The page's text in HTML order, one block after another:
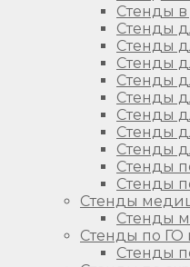
Стенды в
Стенды
Стенды
Стенды
Стенды
Стенды
Стенды
Стенды
Стенды
Стенды
Стенды
Стенды
Стенды
Стенды по ГО
Стенды